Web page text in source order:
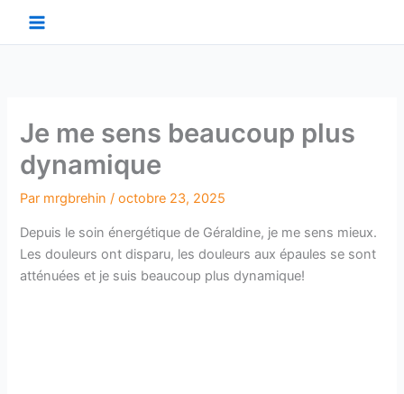
Je me sens beaucoup plus
dynamique
Par mrgbrehin/octobre 23, 2025
Depuis le soin énergétique de Géraldine, je me sens mieux.
Les douleurs ont disparu, les douleurs aux épaules se sont
atténuées et je suis beaucoup plus dynamique!